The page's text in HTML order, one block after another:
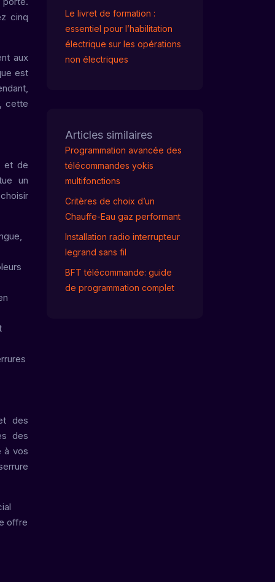
cinq
aux
est
cette
et de
un
des
des
à vos
offre
Le livret de formation :
essentiel pour l’habilitation
électrique sur les opérations
non électriques
Articles similaires
Programmation avancée des
télécommandes yokis
multifonctions
Critères de choix d’un
Chauffe-Eau gaz performant
Installation radio interrupteur
legrand sans fil
BFT télécommande: guide
de programmation complet